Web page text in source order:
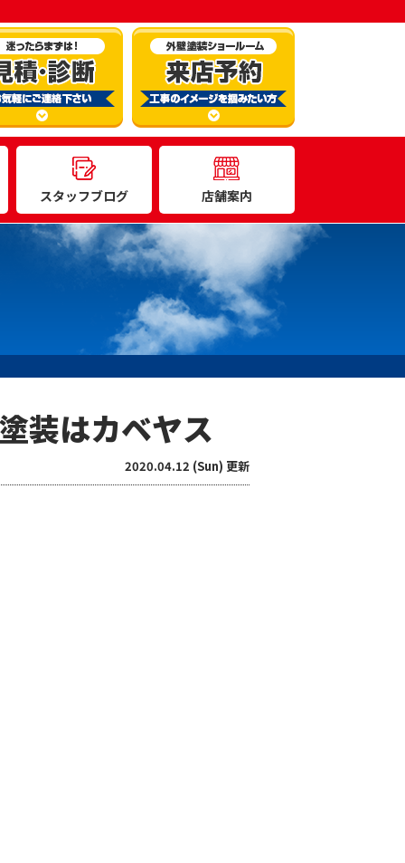
スタッフブログ 店舗案内
装はカベヤス
2020.04.12 (Sun) 更新